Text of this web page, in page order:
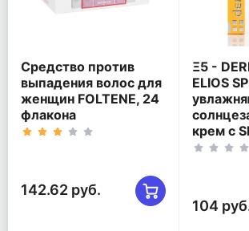
Средство против
выпадения волос для
женщин FOLTENE, 24
флакона
142.62 руб.
Ξ5 -
ELIOS
крем с
104